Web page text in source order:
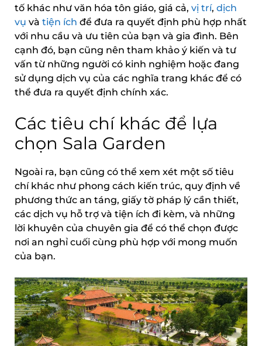
tố khác như văn hóa tôn giáo, giá cả, vị trí, dịch
vụ và tiện ích để đưa ra quyết định phù hợp nhất
với nhu cầu và ưu tiên của bạn và gia đình. Bên
cạnh đó, bạn cũng nên tham khảo ý kiến và tư
vấn từ những người có kinh nghiệm hoặc đang
sử dụng dịch vụ của các nghĩa trang khác để có
thể đưa ra quyết định chính xác.
Các tiêu chí khác để lựa
chọn Sala Garden
Ngoài ra, bạn cũng có thể xem xét một số tiêu
chí khác như phong cách kiến trúc, quy định về
phương thức an táng, giấy tờ pháp lý cần thiết,
các dịch vụ hỗ trợ và tiện ích đi kèm, và những
lời khuyên của chuyên gia để có thể chọn được
nơi an nghỉ cuối cùng phù hợp với mong muốn
của bạn.